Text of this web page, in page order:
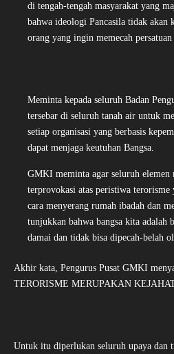
di tengah-tengah masyarakat yang
bahwa ideologi Pancasila tidak akan
orang yang ingin memecah persatuan
Meminta kepada seluruh Badan
tersebar di seluruh tanah air untuk
setiap organisasi yang berbasis
dapat menjaga keutuhan Bangsa.
GMKI meminta agar seluruh elemen
terprovokasi atas peristiwa terorisme
cara menyerang rumah ibadah dan
tunjukkan bahwa bangsa kita adalah
damai dan tidak bisa dipecah-belah
Akhir kata, Pengurus Pusat GMKI
TERORISME MERUPAKAN
Untuk itu diperlukan seluruh upaya dan